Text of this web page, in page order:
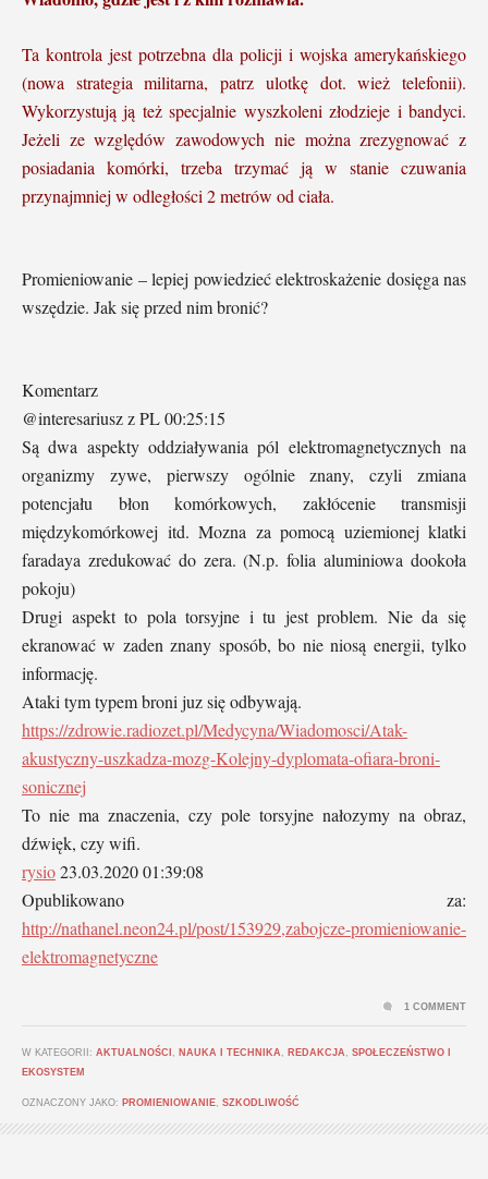
Ta kontrola jest potrzebna dla policji i wojska amerykańskiego
(nowa strategia militarna, patrz ulotkę dot. wież telefonii).
Wykorzystują ją też specjalnie wyszkoleni złodzieje i bandyci.
Jeżeli ze względów zawodowych nie można zrezygnować z
posiadania komórki, trzeba trzymać ją w stanie czuwania
przynajmniej w odległości 2 metrów od ciała.
Promieniowanie – lepiej powiedzieć elektroskażenie dosięga nas
wszędzie. Jak się przed nim bronić?
Komentarz
@interesariusz z PL 00:25:15
Są dwa aspekty oddziaływania pól elektromagnetycznych na
organizmy zywe, pierwszy ogólnie znany, czyli zmiana
potencjału błon komórkowych, zakłócenie transmisji
międzykomórkowej itd. Mozna za pomocą uziemionej klatki
faradaya zredukować do zera. (N.p. folia aluminiowa dookoła
pokoju)
Drugi aspekt to pola torsyjne i tu jest problem. Nie da się
ekranować w zaden znany sposób, bo nie niosą energii, tylko
informację.
Ataki tym typem broni juz się odbywają.
https://zdrowie.radiozet.pl/Medycyna/Wiadomosci/Atak-
akustyczny-uszkadza-mozg-Kolejny-dyplomata-ofiara-broni-
sonicznej
To nie ma znaczenia, czy pole torsyjne nałozymy na obraz,
dźwięk, czy wifi.
rysio23.03.2020 01:39:08
Opublikowano za:
http://nathanel.neon24.pl/post/153929,zabojcze-promieniowanie-
elektromagnetyczne
W KATEGORII: AKTUALNOŚCI , NAUKA I TECHNIKA , REDAKCJA , SPOŁECZEŃSTWO I
EKOSYSTEM
OZNACZONY JAKO: PROMIENIOWANIE, SZKODLIWOŚĆ
1 COMMENT